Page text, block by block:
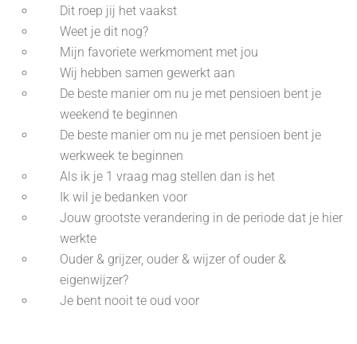
Dit roep jij het vaakst
Weet je dit nog?
Mijn favoriete werkmoment met jou
Wij hebben samen gewerkt aan
De beste manier om nu je met pensioen bent je
weekend te beginnen
De beste manier om nu je met pensioen bent je
werkweek te beginnen
Als ik je 1 vraag mag stellen dan is het
Ik wil je bedanken voor
Jouw grootste verandering in de periode dat je hier
werkte
Ouder & grijzer, ouder & wijzer of ouder &
eigenwijzer?
Je bent nooit te oud voor